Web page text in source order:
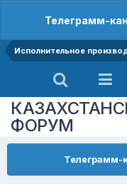
Телеграмм-
Исполнительное
ФОРУМ
Телеграмм-